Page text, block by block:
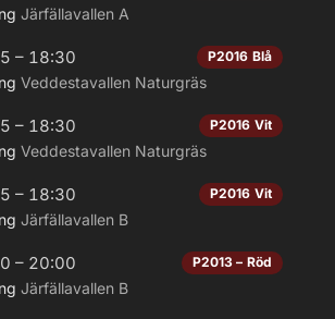
Järfällavallen A
– 18:30 P2016 Blå
Veddestavallen Naturgräs
– 18:30 P2016 Vit
Veddestavallen Naturgräs
– 18:30 P2016 Vit
Järfällavallen B
– 20:00 P2013 – Röd
Järfällavallen B